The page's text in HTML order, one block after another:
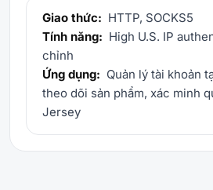
Giao thức: HTTP, SOCKS5
Tính năng: High U.S. IP
chỉnh
Ứng dụng: Quản lý tài khoản
theo dõi sản phẩm, xác minh
Jersey